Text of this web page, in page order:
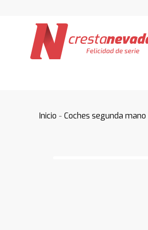
Inicio -Coches segunda mano